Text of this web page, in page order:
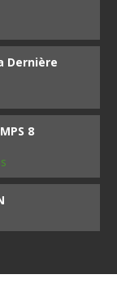
Dernière
8